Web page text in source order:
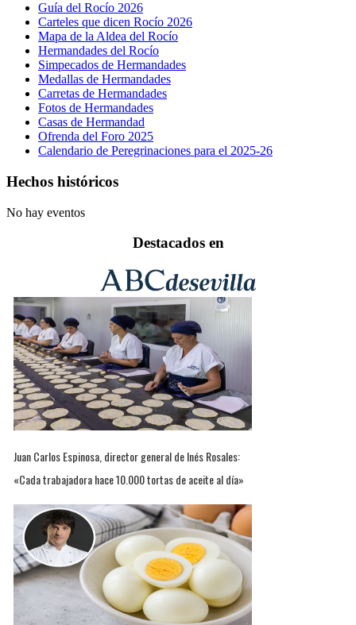
Guía del Rocío 2026
Carteles que dicen Rocío 2026
Mapa de la Aldea del Rocío
Hermandades del Rocío
Simpecados de Hermandades
Medallas de Hermandades
Carretas de Hermandades
Fotos de Hermandades
Casas de Hermandad
Ofrenda del Foro 2025
Calendario de Peregrinaciones para el 2025-26
Hechos históricos
No hay eventos
Destacados en
Juan Carlos Espinosa, director general de Inés Rosales:
«Cada trabajadora hace 10.000 tortas de aceite al día»